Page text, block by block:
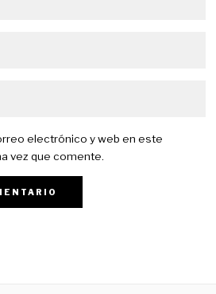
electrónico y web en este
vez que comente.